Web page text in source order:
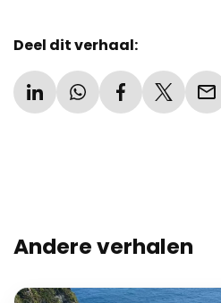
Deel dit verhaal:
Andere verhalen